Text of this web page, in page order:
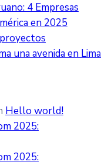
4 Empresas
en 2025
una avenida en Lima
Hello world!
2025:
2025: